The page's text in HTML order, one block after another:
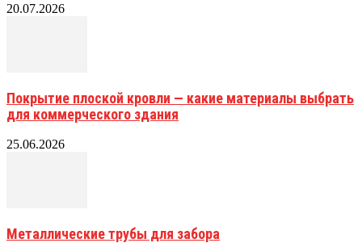
20.07.2026
Покрытие плоской кровли — какие материалы выбрать
для коммерческого здания
25.06.2026
Металлические трубы для забора